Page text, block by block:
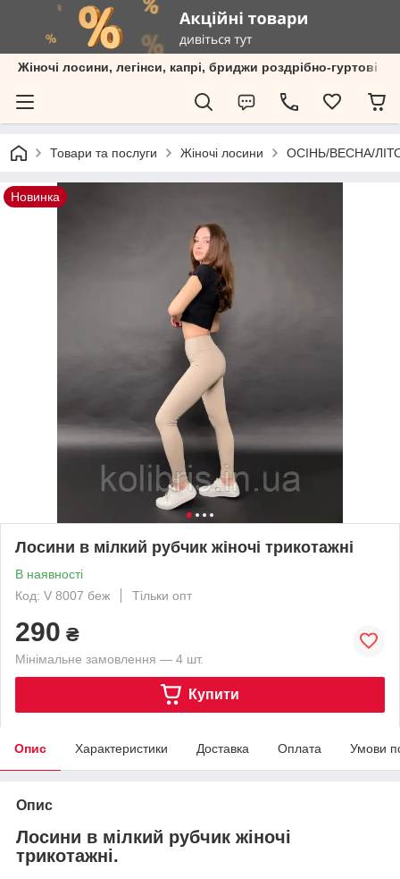
Жіночі лосини, легінси, капрі, бриджи роздрібно-гуртові
Товари та послуги Жіночі лосини ОСІНЬ/ВЕСНА/
Новинка
Лосини в мілкий рубчик жіночі трикотажні
В наявності
Код: V 8007 беж
Тільки опт
290 ₴
Мінімальне замовлення — 4 шт.
Купити
Опис Характеристики Доставка Оплата Умови
Опис
Лосини в мілкий рубчик жіночі
трикотажні.